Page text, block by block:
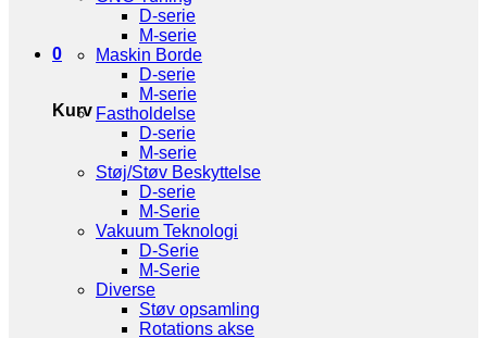
0
Kurv
D-serie
M-serie
Maskin Borde
D-serie
M-serie
Fastholdelse
D-serie
M-serie
Støj/Støv Beskyttelse
D-serie
M-Serie
Vakuum Teknologi
D-Serie
M-Serie
Diverse
Støv opsamling
Rotations akse